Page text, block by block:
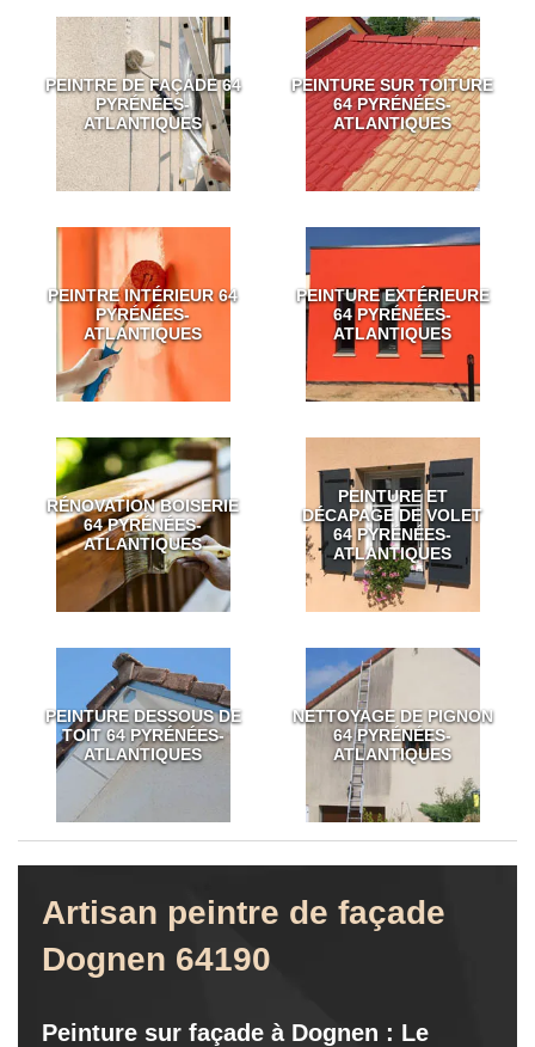
PEINTRE DE FAÇADE 64
PYRÉNÉES-
ATLANTIQUES
PEINTURE SUR TOITURE
64 PYRÉNÉES-
ATLANTIQUES
PEINTRE INTÉRIEUR 64
PYRÉNÉES-
ATLANTIQUES
PEINTURE EXTÉRIEURE
64 PYRÉNÉES-
ATLANTIQUES
RÉNOVATION BOISERIE
64 PYRÉNÉES-
ATLANTIQUES
PEINTURE ET
DÉCAPAGE DE VOLET
64 PYRÉNÉES-
ATLANTIQUES
PEINTURE DESSOUS DE
TOIT 64 PYRÉNÉES-
ATLANTIQUES
NETTOYAGE DE PIGNON
64 PYRÉNÉES-
ATLANTIQUES
Artisan peintre de façade
Dognen 64190
Peinture sur façade à Dognen : Le